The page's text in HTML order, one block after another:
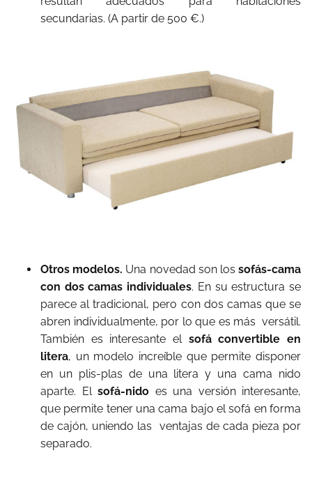
secundarias. (A partir de 500 €.)
Otros modelos. Una novedad son lossofás-cama
con dos camas individuales. En su estructura se
parece al tradicional, pero con dos camas que se
abren individualmente, por lo que es más versátil.
También es interesante el sofá convertible en
litera, un modelo increíble que permite disponer
en un plis-plas de una litera y una cama nido
aparte. El sofá-nido es una versión interesante,
que permite tener una cama bajo el sofá en forma
de cajón, uniendo las ventajas de cada pieza por
separado.